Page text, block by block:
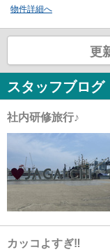
物件詳細へ
更
スタッフブログ
社内研修旅行♪
カッコよすぎ‼